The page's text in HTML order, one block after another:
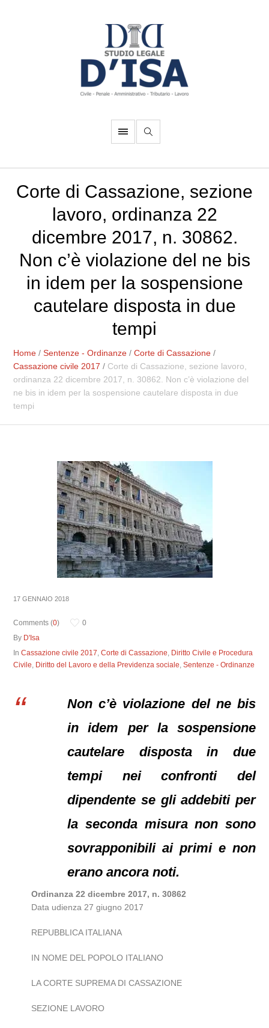
Corte di Cassazione, sezione
lavoro, ordinanza 22
dicembre 2017, n. 30862.
Non c’è violazione del ne bis
in idem per la sospensione
cautelare disposta in due
tempi
Home /Sentenze - Ordinanze /Corte di Cassazione /
Cassazione civile 2017 / Corte di Cassazione, sezione lavoro,
ordinanza 22 dicembre 2017, n. 30862. Non c’è violazione del
ne bis in idem per la sospensione cautelare disposta in due
tempi
17 GENNAIO 2018
Comments (0)
0
By D'Isa
InCassazione civile 2017,Corte di Cassazione, Diritto Civile e Procedura
Civile, Diritto del Lavoro e della Previdenza sociale,Sentenze - Ordinanze
Non c’è violazione del ne bis
in idem per la sospensione
cautelare disposta in due
tempi nei confronti del
dipendente se gli addebiti per
la seconda misura non sono
sovrapponibili ai primi e non
erano ancora noti.
Ordinanza 22 dicembre 2017, n. 30862
Data udienza 27 giugno 2017
REPUBBLICA ITALIANA
IN NOME DEL POPOLO ITALIANO
LA CORTE SUPREMA DI CASSAZIONE
SEZIONE LAVORO